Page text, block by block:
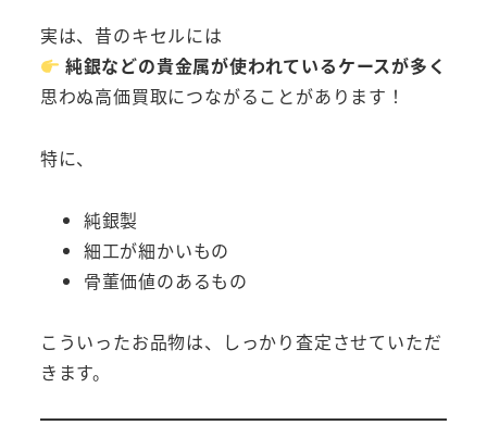
実は、昔のキセルには
純銀などの貴金属が使われているケースが多く
思わぬ高価買取につながることがあります！
特に、
純銀製
細工が細かいもの
骨董価値のあるもの
こういったお品物は、しっかり査定させていただ
きます。